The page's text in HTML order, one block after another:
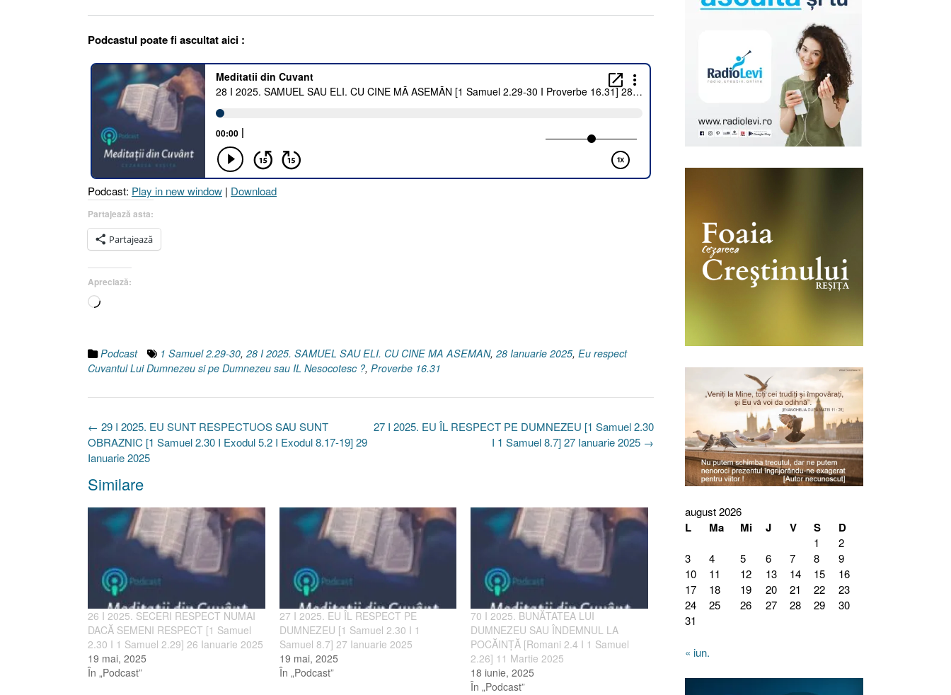
Podcastul poate fi ascultat aici :
Podcast: Play in new window | Download
Partajează asta:
Partajează
Apreciază:
Încarc...
Podcast 1 Samuel 2.29-30, 28 I 2025. SAMUEL SAU ELI. CU CINE MA ASEMAN, 28 Ianuarie 2025, Eu respect
Cuvantul Lui Dumnezeu si pe Dumnezeu sau IL Nesocotesc ?, Proverbe 16.31
Post
navigation
27 I 2025. EU ÎL RESPECT PE DUMNEZEU [1 Samuel 2.30
I 1 Samuel 8.7] 27 Ianuarie 2025 →
← 29 I 2025. EU SUNT RESPECTUOS SAU SUNT
OBRAZNIC [1 Samuel 2.30 I Exodul 5.2 I Exodul 8.17-19] 29
Ianuarie 2025
Similare
26 I 2025. SECERI RESPECT NUMAI
DACĂ SEMENI RESPECT [1 Samuel
2.30 I 1 Samuel 2.29] 26 Ianuarie 2025
19 mai, 2025
În „Podcast”
27 I 2025. EU ÎL RESPECT PE
DUMNEZEU [1 Samuel 2.30 I 1
Samuel 8.7] 27 Ianuarie 2025
19 mai, 2025
În „Podcast”
70 I 2025. BUNĂTATEA LUI
DUMNEZEU SAU ÎNDEMNUL LA
POCĂINȚĂ [Romani 2.4 I 1 Samuel
2.26] 11 Martie 2025
18 iunie, 2025
În „Podcast”
august 2026
L Ma Mi J V S D
1
2
3
4 5 6 7 8
9
10
11 12 13 14 15
16
17
18 19 20 21 22
23
24
25 26 27 28 29
30
31
« iun.